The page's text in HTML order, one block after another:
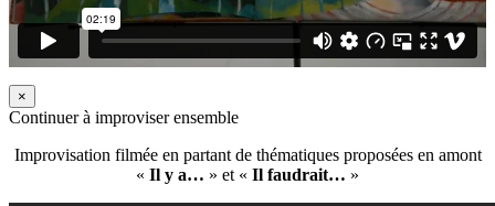
×
Continuer à improviser ensemble
Improvisation filmée en partant de thématiques proposées en amont
« Il y a… » et « Il faudrait… »